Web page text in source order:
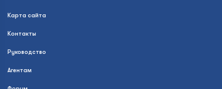
Карта сайта
Контакты
Руководство
Агентам